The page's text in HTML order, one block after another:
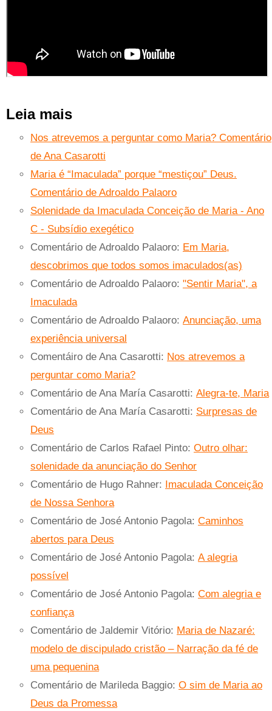
Leia mais
Nos atrevemos a perguntar como Maria? Comentário
de Ana Casarotti
Maria é “Imaculada” porque “mestiçou” Deus.
Comentário de Adroaldo Palaoro
Solenidade da Imaculada Conceição de Maria - Ano
C - Subsídio exegético
Comentário de Adroaldo Palaoro: Em Maria,
descobrimos que todos somos imaculados(as)
Comentário de Adroaldo Palaoro: "Sentir Maria", a
Imaculada
Comentário de Adroaldo Palaoro: Anunciação, uma
experiência universal
Comentáiro de Ana Casarotti: Nos atrevemos a
perguntar como Maria?
Comentário de Ana María Casarotti: Alegra-te, Maria
Comentário de Ana María Casarotti: Surpresas de
Deus
Comentário de Carlos Rafael Pinto: Outro olhar:
solenidade da anunciação do Senhor
Comentário de Hugo Rahner:
Imaculada Conceição
de Nossa Senhora
Comentário de José Antonio Pagola: Caminhos
abertos para Deus
Comentário de José Antonio Pagola: A alegria
possível
Comentário de José Antonio Pagola: Com alegria e
confiança
Comentário de Jaldemir Vitório: Maria de Nazaré:
modelo de discipulado cristão – Narração da fé de
uma pequenina
Comentário de Marileda Baggio: O sim de Maria ao
Deus da Promessa